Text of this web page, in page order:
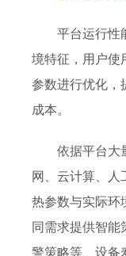
平台运行性
境特征，用户使
参数进行优化，
成本。
依据平台大
网、云计算、人
热参数与实际环
同需求提供智能
警策略等、设备